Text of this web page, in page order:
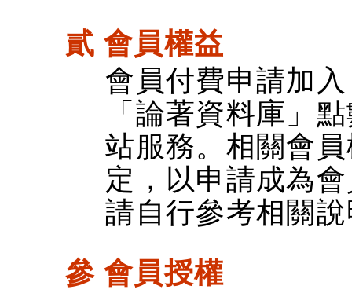
貳 會員權益
會員付費申請加
「論著資料庫」
站服務。相關會
定，以申請成為
請自行參考相關
參 會員授權